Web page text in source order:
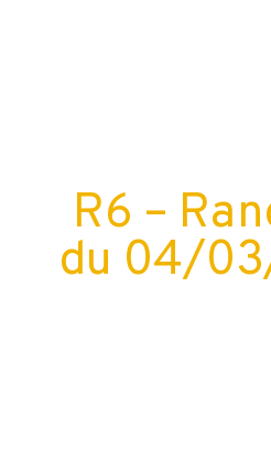
R6 –
du 04/